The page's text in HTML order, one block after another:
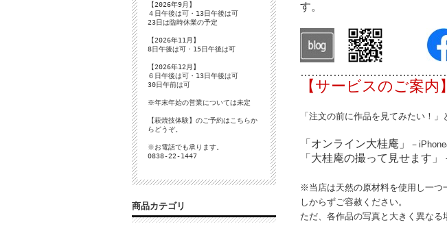
す。
【サービスのご案内】
「注文の前に作品を見てみたい！
「オンライン大桂庵」 －
「大桂庵の撮って見せます」
※当店は天然の原材料を使用し一つ
しからずご容赦ください。
ただ、各作品の写真と大きく異なる
【2026年9月】
４日午後は可・13日午後は可
23日は臨時休業の予定
【2026年11月】
8日午後は可・15日午後は可
【2026年12月】
６日午後は可・13日午後は可
30日午前は可
※年末年始の営業については未定
【萩焼技体験】のご予約は こちらか
らどうぞ。
※お電話でも承ります。
0838-22-1447
商品カテゴリ